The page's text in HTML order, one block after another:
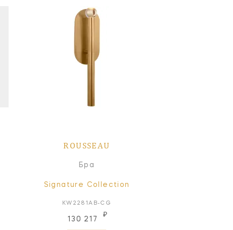
ROUSSEAU
Бра
Signature Collection
KW2281AB-CG
130 217
₽